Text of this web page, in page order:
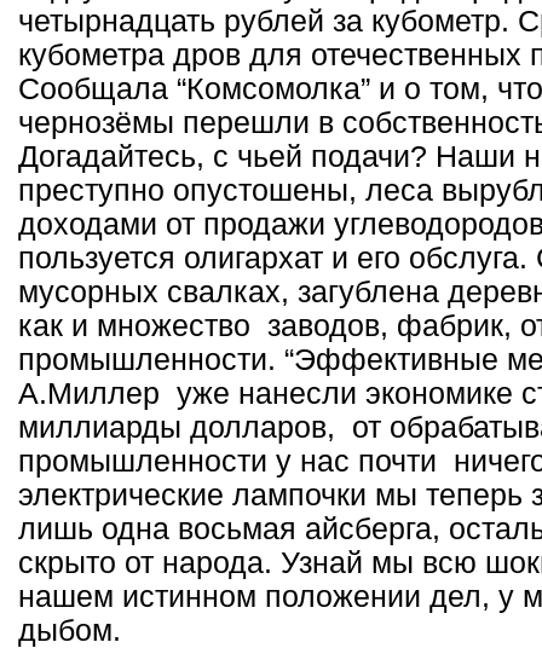
четырнадцать рублей за кубометр.
кубометра дров для отечественных
Сообщала “Комсомолка” и о том,
чернозёмы перешли в
Догадайтесь, с чьей подачи? Наши
преступно опустошены, леса
доходами от продажи
пользуется олигархат и его
мусорных свалках, загублена
как и множество заводов, фабрик,
промышленности. “Эффективные
А.Миллер уже нанесли экономике
миллиарды долларов, от
промышленности у нас почти
электрические лампочки мы теперь
лишь одна восьмая айсберга,
скрыто от народа. Узнай мы всю
нашем истинном положении дел, у
дыбом.